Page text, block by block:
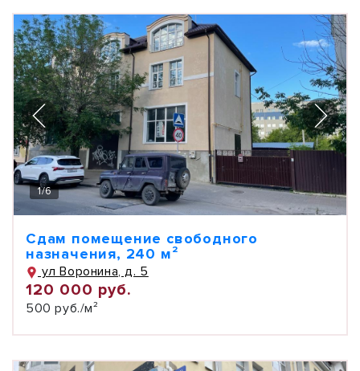
1/6
Сдам помещение свободного
назначения, 240 м²
ул Воронина, д. 5
120 000 руб.
500 руб./м²